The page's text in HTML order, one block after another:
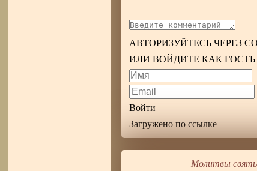
АВТОРИЗУЙТЕСЬ ЧЕРЕЗ
ИЛИ ВОЙДИТЕ КАК ГОСТЬ
Войти
Загружено по ссылке
Молитвы